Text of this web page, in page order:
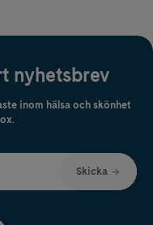
nyhetsbrev
inom hälsa och skönhet
Skicka